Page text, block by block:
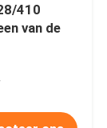
410
van de